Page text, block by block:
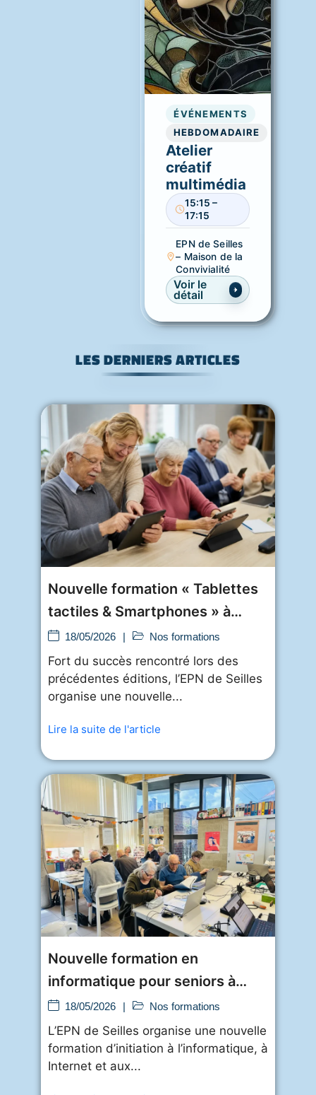
ÉVÉNEMENTS
HEBDOMADAIRE
Atelier
créatif
multimédia
15:15 –
17:15
EPN de Seilles
– Maison de la
Convivialité
Voir le
détail
LES DERNIERS ARTICLES
Nouvelle formation « Tablettes
tactiles & Smartphones » à
l’EPN18/05/2026 | Nos formations
Fort du succès rencontré lors des
précédentes éditions, l’EPN de Seilles
organise une nouvelle...
Lire la suite de l'article
Nouvelle formation en
informatique pour seniors à
l’EPN de Seilles
18/05/2026 | Nos formations
L’EPN de Seilles organise une nouvelle
formation d’initiation à l’informatique, à
Internet et aux...